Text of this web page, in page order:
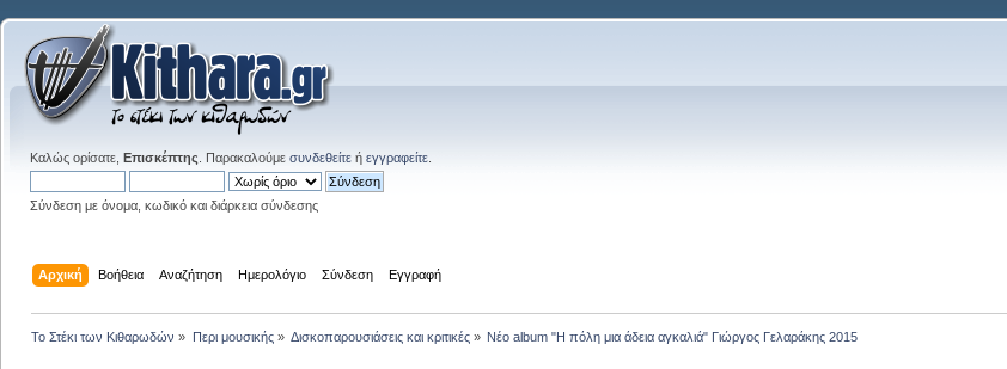
Καλώς ορίσατε, Επισκέπτης . Παρακαλούμε συνδεθείτε ή εγγραφείτε
Σύνδεση με όνομα, κωδικό και διάρκεια σύνδεσης
Αρχική Βοήθεια Αναζήτηση Ημερολόγιο Σύνδεση Εγγραφή
Το Στέκι των Κιθαρωδών » Περι μουσικής» Δισκοπαρουσιάσεις και κριτικές» Νέο album "Η πόλη μια άδεια αγκαλιά" Γιώργος Γελαράκης 2015